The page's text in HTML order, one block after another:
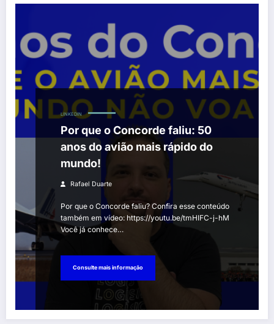
LINKEDIN
Por que o Concorde faliu: 50
anos do avião mais rápido do
mundo!
Rafael Duarte
Por que o Concorde faliu? Confira esse conteúdo
também em vídeo: https://youtu.be/tmHIFC-j-hM
Você já conhece…
Consulte mais informação